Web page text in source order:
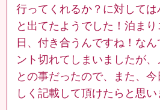
行ってくれるか？に対しては
と出てたようでした！泊ま
日、付き合うんですね！な
ント切れてしまいましたが
との事だったので、また、
しく記載して頂けたらと思い